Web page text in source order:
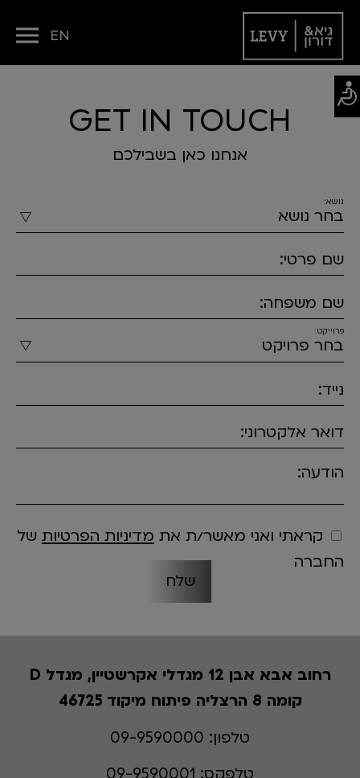
EN
GET IN TOUCH
אנחנו כאן בשבילכם
נושא:
שם פרטי:
שם משפחה:
פרוייקט:
נייד:
דואר אלקטרוני:
הודעה:
קראתי ואני מאשר/ת את מדיניות הפרטיות של
החברה
טלפון:
רחוב אבא אבן 12 מגדלי אקרשטיין, מגדל D
קומה 8 הרצליה פיתוח מיקוד 46725